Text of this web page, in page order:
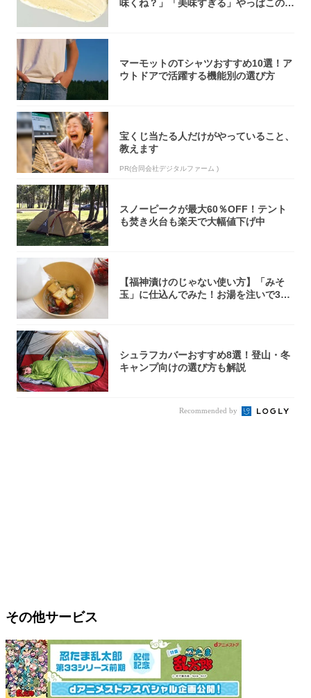
味くね？」「美味すぎる」やっぱこのク
マーモットのTシャツおすすめ10選！ア
ウトドアで活躍する機能別の選び方
宝くじ当たる人だけがやっていること、
教えます
PR(合同会社デジタルファーム )
スノーピークが最大60％OFF！テント
も焚き火台も楽天で大幅値下げ中
【福神漬けのじゃない使い方】「みそ
玉」に仕込んでみた！お湯を注いで30
シュラフカバーおすすめ8選！登山・冬
キャンプ向けの選び方も解説
Recommended by
その他サービス